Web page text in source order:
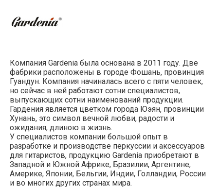
Компания Gardenia была основана в 2011 году. Две
фабрики расположены в городе Фошань, провинция
Гуандун. Компания начиналась всего с пяти человек,
но сейчас в ней работают сотни специалистов,
выпускающих сотни наименований продукции.
Гардения является цветком города Юэян, провинции
Хунань, это символ вечной любви, радости и
ожидания, длиною в жизнь.
У специалистов компании большой опыт в
разработке и производстве перкуссии и аксессуаров
для гитаристов, продукцию Gardenia приобретают в
Западной и Южной Африке, Бразилии, Аргентине,
Америке, Японии, Бельгии, Индии, Голландии, России
и во многих других странах мира.